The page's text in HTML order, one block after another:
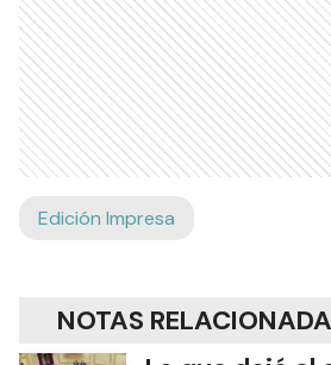
Edición Impresa
NOTAS